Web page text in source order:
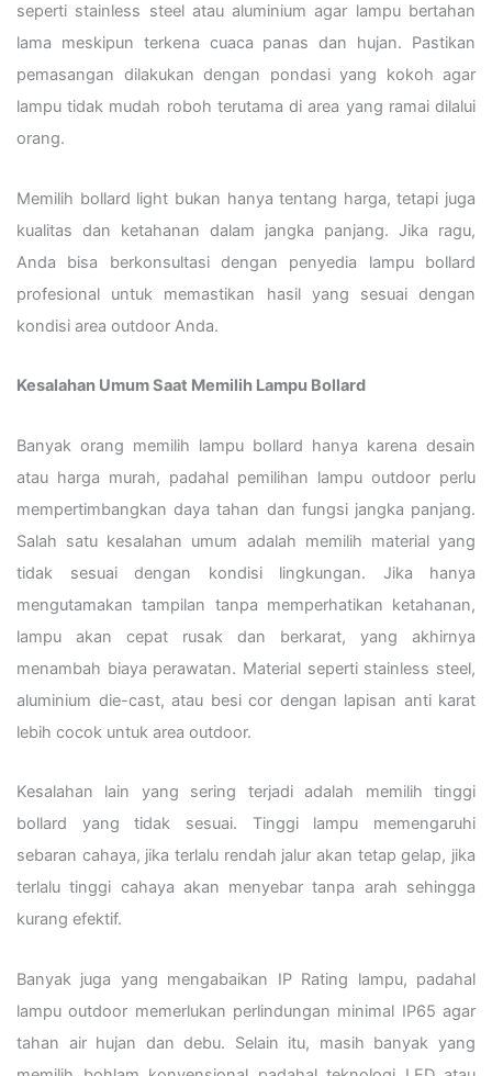
seperti stainless steel atau aluminium agar lampu bertahan
lama meskipun terkena cuaca panas dan hujan. Pastikan
pemasangan dilakukan dengan pondasi yang kokoh agar
lampu tidak mudah roboh terutama di area yang ramai dilalui
orang.
Memilih bollard light bukan hanya tentang harga, tetapi juga
kualitas dan ketahanan dalam jangka panjang. Jika ragu,
Anda bisa berkonsultasi dengan penyedia lampu bollard
profesional untuk memastikan hasil yang sesuai dengan
kondisi area outdoor Anda.
Kesalahan Umum Saat Memilih Lampu Bollard
Banyak orang memilih lampu bollard hanya karena desain
atau harga murah, padahal pemilihan lampu outdoor perlu
mempertimbangkan daya tahan dan fungsi jangka panjang.
Salah satu kesalahan umum adalah memilih material yang
tidak sesuai dengan kondisi lingkungan. Jika hanya
mengutamakan tampilan tanpa memperhatikan ketahanan,
lampu akan cepat rusak dan berkarat, yang akhirnya
menambah biaya perawatan. Material seperti stainless steel,
aluminium die-cast, atau besi cor dengan lapisan anti karat
lebih cocok untuk area outdoor.
Kesalahan lain yang sering terjadi adalah memilih tinggi
bollard yang tidak sesuai. Tinggi lampu memengaruhi
sebaran cahaya, jika terlalu rendah jalur akan tetap gelap, jika
terlalu tinggi cahaya akan menyebar tanpa arah sehingga
kurang efektif.
Banyak juga yang mengabaikan IP Rating lampu, padahal
lampu outdoor memerlukan perlindungan minimal IP65 agar
tahan air hujan dan debu. Selain itu, masih banyak yang